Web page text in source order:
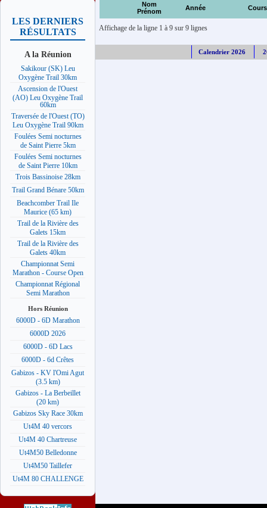
LES DERNIERS
RÉSULTATS
A la Réunion
Sakikour (SK) Leu
Oxygène Trail 30km
Ascension de l'Ouest
(AO) Leu Oxygène Trail
60km
Traversée de l'Ouest (TO)
Leu Oxygène Trail 90km
Foulées Semi nocturnes
de Saint Pierre 5km
Foulées Semi nocturnes
de Saint Pierre 10km
Trois Bassinoise 28km
Trail Grand Bénare 50km
Beachcomber Trail Ile
Maurice (65 km)
Trail de la Rivière des
Galets 15km
Trail de la Rivière des
Galets 40km
Championnat Semi
Marathon - Course Open
Championnat Régional
Semi Marathon
Hors Réunion
6000D - 6D Marathon
6000D 2026
6000D - 6D Lacs
6000D - 6d Crêtes
Gabizos - KV l'Omi Agut
(3.5 km)
Gabizos - La Berbeillet
(20 km)
Gabizos Sky Race 30km
Ut4M 40 vercors
Ut4M 40 Chartreuse
Ut4M50 Belledonne
Ut4M50 Taillefer
Ut4M 80 CHALLENGE
Nom
Prénom
Année
Affichage de la ligne 1 à 9 sur 9 lignes
Calendrier 2026